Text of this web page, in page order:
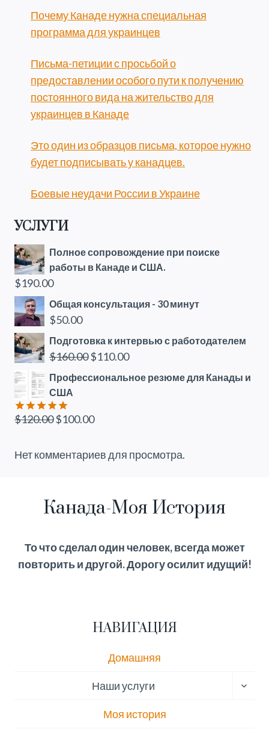
Почему Канаде нужна специальная
программа для украинцев
Письма-петиции с просьбой о
предоставлении особого пути к получению
постоянного вида на жительство для
украинцев в Канаде
Это один из образцов письма, которое нужно
будет подписывать у канадцев.
Боевые неудачи России в Украине
УСЛУГИ
Полное сопровождение при поиске
работы в Канаде и США.
$190.00
Общая консультация - 30 минут
$50.00
Подготовка к интервью с работодателем
$160.00 Первоначальная
цена
$110.00Текущая
цена:
Профессиональное резюме для Канады и
США
Оценка
$120.00 Первоначальная
составляла
$100.00Текущая
$100.00.
Нет комментариев для просмотра.
Канада-Моя История
То что сделал один человек, всегда может
повторить и другой. Дорогу осилит идущий!
НАВИГАЦИЯ
Домашняя
Наши услуги
Моя история